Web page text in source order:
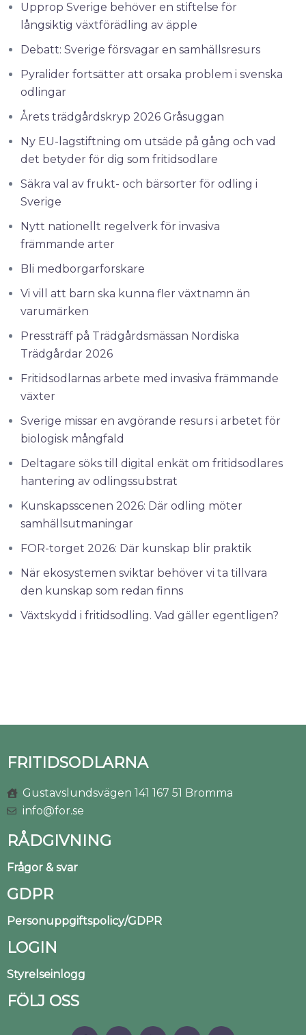
Upprop Sverige behöver en stiftelse för
långsiktig växtförädling av äpple
Debatt: Sverige försvagar en samhällsresurs
Pyralider fortsätter att orsaka problem i svenska
odlingar
Årets trädgårdskryp 2026 Gråsuggan
Ny EU-lagstiftning om utsäde på gång och vad
det betyder för dig som fritidsodlare
Säkra val av frukt- och bärsorter för odling i
Sverige
Nytt nationellt regelverk för invasiva
främmande arter
Bli medborgarforskare
Vi vill att barn ska kunna fler växtnamn än
varumärken
Pressträff på Trädgårdsmässan Nordiska
Trädgårdar 2026
Fritidsodlarnas arbete med invasiva främmande
växter
Sverige missar en avgörande resurs i arbetet för
biologisk mångfald
Deltagare söks till digital enkät om fritidsodlares
hantering av odlingssubstrat
Kunskapsscenen 2026: Där odling möter
samhällsutmaningar
FOR-torget 2026: Där kunskap blir praktik
När ekosystemen sviktar behöver vi ta tillvara
den kunskap som redan finns
Växtskydd i fritidsodling. Vad gäller egentligen?
FRITIDSODLARNA
Gustavslundsvägen 141 167 51 Bromma
info@for.se
RÅDGIVNING
Frågor & svar
GDPR
Personuppgiftspolicy/GDPR
LOGIN
Styrelseinlogg
FÖLJ OSS